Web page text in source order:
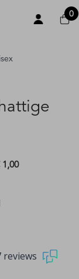
0
1,00
reviews